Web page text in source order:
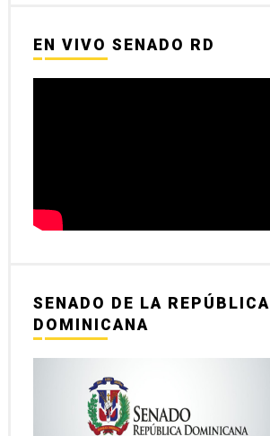
EN VIVO SENADO RD
SENADO DE LA REPÚBLICA
DOMINICANA